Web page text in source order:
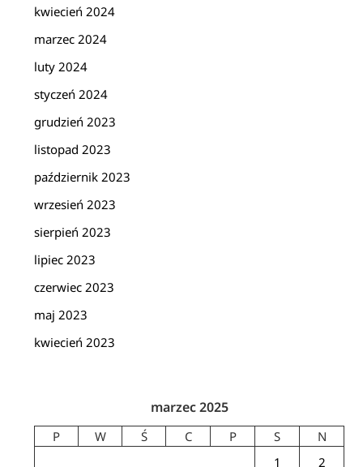
kwiecień 2024
marzec 2024
luty 2024
styczeń 2024
grudzień 2023
listopad 2023
październik 2023
wrzesień 2023
sierpień 2023
lipiec 2023
czerwiec 2023
maj 2023
kwiecień 2023
marzec 2025
P W Ś C P S
N
1
2